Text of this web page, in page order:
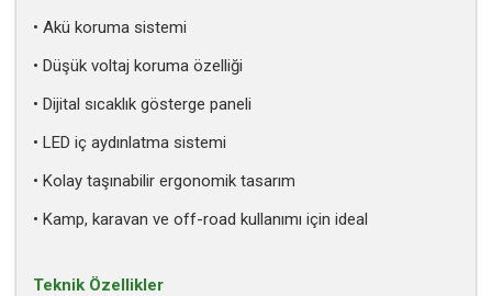
• Akü koruma sistemi
• Düşük voltaj koruma özelliği
• Dijital sıcaklık gösterge paneli
• LED iç aydınlatma sistemi
• Kolay taşınabilir ergonomik tasarım
• Kamp, karavan ve off-road kullanımı için ideal
Teknik Özellikler